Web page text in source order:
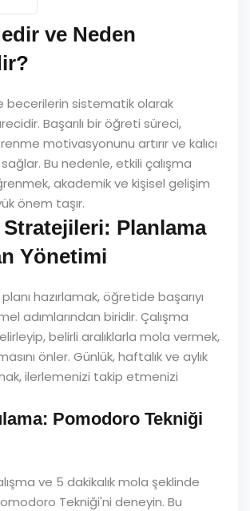
ve Neden
becerilerin sistematik olarak
Başarılı bir öğreti süreci,
motivasyonunu artırır ve kalıcı
Bu nedenle, etkili çalışma
akademik ve kişisel gelişim
önem taşır.
Stratejileri: Planlama
Yönetimi
hazırlamak, öğretide başarıyı
adımlarından biridir. Çalışma
belirli aralıklarla mola vermek,
önler. Günlük, haftalık ve aylık
ilerlemenizi takip etmenizi
Pomodoro Tekniği
ve 5 dakikalık mola şeklinde
Tekniği'ni deneyin. Bu